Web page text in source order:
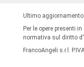
Ultimo
Per le opere presenti
normativa sul diritto
FrancoAngeli s.r.l.